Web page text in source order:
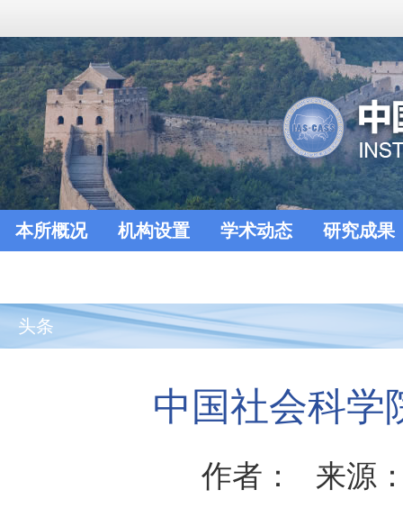
本所概况 机构设置 学术动态 研究成果
头条
中国社会科学
作者： 来源